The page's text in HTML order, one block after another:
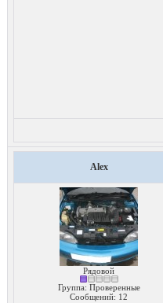
Alex
Рядовой
Группа: Проверенные
Сообщений: 12